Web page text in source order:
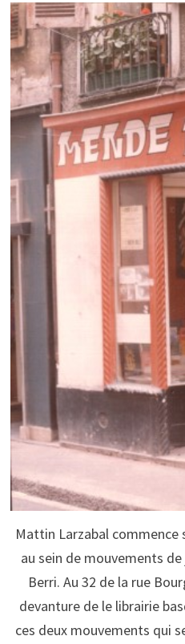
Mattin Larzabal
au sein de mouvements
Berri. Au 32 de la rue
devanture de le librairie
ces deux mouvements qui